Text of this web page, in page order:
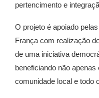
pertencimento e
O projeto é apoiado
França com realização
de uma iniciativa
beneficiando não
comunidade local e todo